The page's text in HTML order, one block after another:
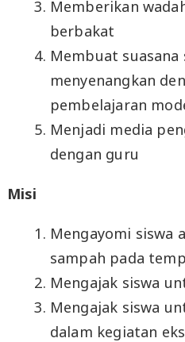
Memberikan
berbakat
Membuat suasana
menyenangkan
pembelajaran
Menjadi media
dengan guru
Misi
Mengayomi siswa
sampah pada
Mengajak siswa
Mengajak siswa
dalam kegiatan